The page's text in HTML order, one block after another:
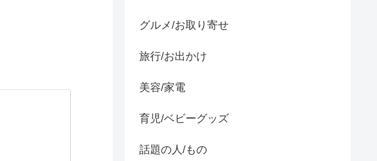
グルメ/お取り寄せ
旅行/お出かけ
美容/家電
育児/ベビーグッズ
話題の人/もの